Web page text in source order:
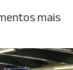
mais